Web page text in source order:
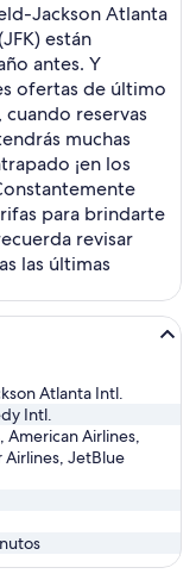
Jackson Atlanta
están
antes. Y
ofertas de último
reservas
muchas
¡en los
para brindarte
revisar
las últimas
Atlanta Intl.
Intl.
American Airlines,
Airlines, JetBlue